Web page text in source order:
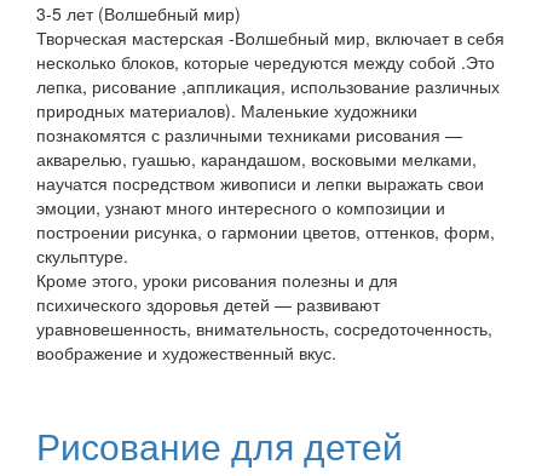
3-5 лет (Волшебный мир)
Творческая мастерская -Волшебный мир, включает в себя
несколько блоков, которые чередуются между собой .Это
лепка, рисование ,аппликация, использование различных
природных материалов). Маленькие художники
познакомятся с различными техниками рисования —
акварелью, гуашью, карандашом, восковыми мелками,
научатся посредством живописи и лепки выражать свои
эмоции, узнают много интересного о композиции и
построении рисунка, о гармонии цветов, оттенков, форм,
скульптуре.
Кроме этого, уроки рисования полезны и для
психического здоровья детей — развивают
уравновешенность, внимательность, сосредоточенность,
воображение и художественный вкус.
Рисование для детей